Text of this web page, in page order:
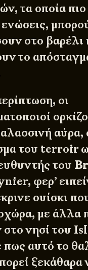
τα οποία
ενώσεις,
στο βαρέλι
το
οι
αύρα,
του terroir
του
φερ’
ουίσκι
με άλλα
νησί του
πως αυτό το
ξεκάθαρα